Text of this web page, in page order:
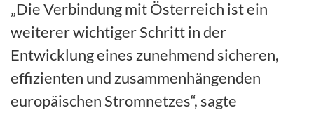
„Die Verbindung mit Österreich ist ein
weiterer wichtiger Schritt in der
Entwicklung eines zunehmend sicheren,
effizienten und zusammenhängenden
europäischen Stromnetzes“, sagte